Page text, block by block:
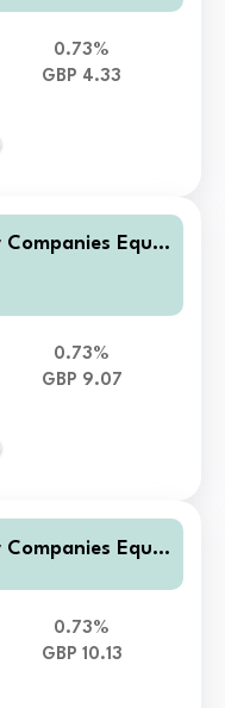
0.73%
GBP 4.33
Companies Equit
0.73%
GBP 9.07
Companies Equit
0.73%
GBP 10.13